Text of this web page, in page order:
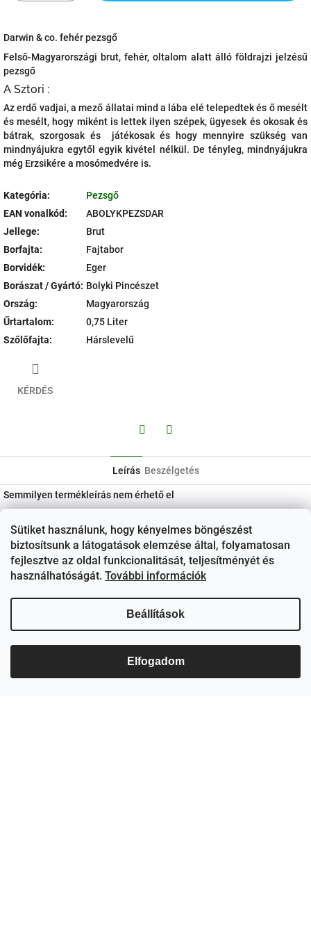
Sütiket használunk, hogy kényelmes böngészést
biztosítsunk a látogatások elemzése által, folyamatosan
fejlesztve az oldal funkcionalitását, teljesítményét és
használhatóságát. További információk
Beállítások
Elfogadom
Darwin & co. fehér pezsgő
Felső-Magyarországi brut, fehér, oltalom alatt álló földrajzi jelzésű
pezsgő
A Sztori :
Az erdő vadjai, a mező állatai mind a lába elé telepedtek és ő mesélt
és mesélt, hogy miként is lettek ilyen szépek, ügyesek és okosak és
bátrak, szorgosak és játékosak és hogy mennyire szükség van
mindnyájukra egytől egyik kivétel nélkül. De tényleg, mindnyájukra
még Erzsikére a mosómedvére is.
Kategória:
Pezsgő
EAN vonalkód:
ABOLYKPEZSDAR
Jellege:
Brut
Borfajta:
Fajtabor
Borvidék:
Eger
Borászat / Gyártó: Bolyki Pincészet
Ország:
Magyarország
Űrtartalom:
0,75 Liter
Szőlőfajta: Hárslevelű
KÉRDÉS
Leírás Beszélgetés
Semmilyen termékleírás nem érhető el
Kapcsolat
ezerjo@ ezerjo.hu
ezerjoborkereskedes/